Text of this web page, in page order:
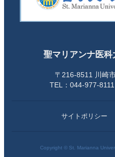
聖マリアンナ医
〒216-8511 川崎
TEL：044-977-
サイトポリシー
Copyright © St. Marianna